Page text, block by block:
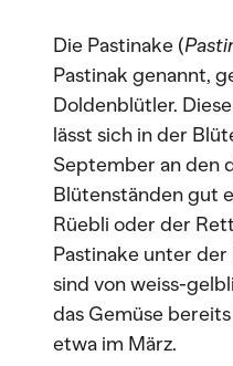
Die Pastinake (
Pastinak genannt,
Doldenblütler.
lässt sich in der
September an den
Blütenständen gut
Rüebli oder der
Pastinake unter
sind von weiss-
das Gemüse
etwa im März.